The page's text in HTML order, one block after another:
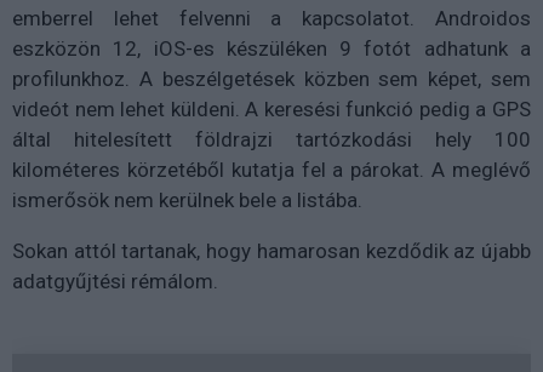
emberrel lehet felvenni a kapcsolatot. Androidos
eszközön 12, iOS-es készüléken 9 fotót adhatunk a
profilunkhoz. A beszélgetések közben sem képet, sem
videót nem lehet küldeni. A keresési funkció pedig a GPS
által hitelesített földrajzi tartózkodási hely 100
kilométeres körzetéből kutatja fel a párokat. A meglévő
ismerősök nem kerülnek bele a listába.
Sokan attól tartanak, hogy hamarosan kezdődik az újabb
adatgyűjtési rémálom.